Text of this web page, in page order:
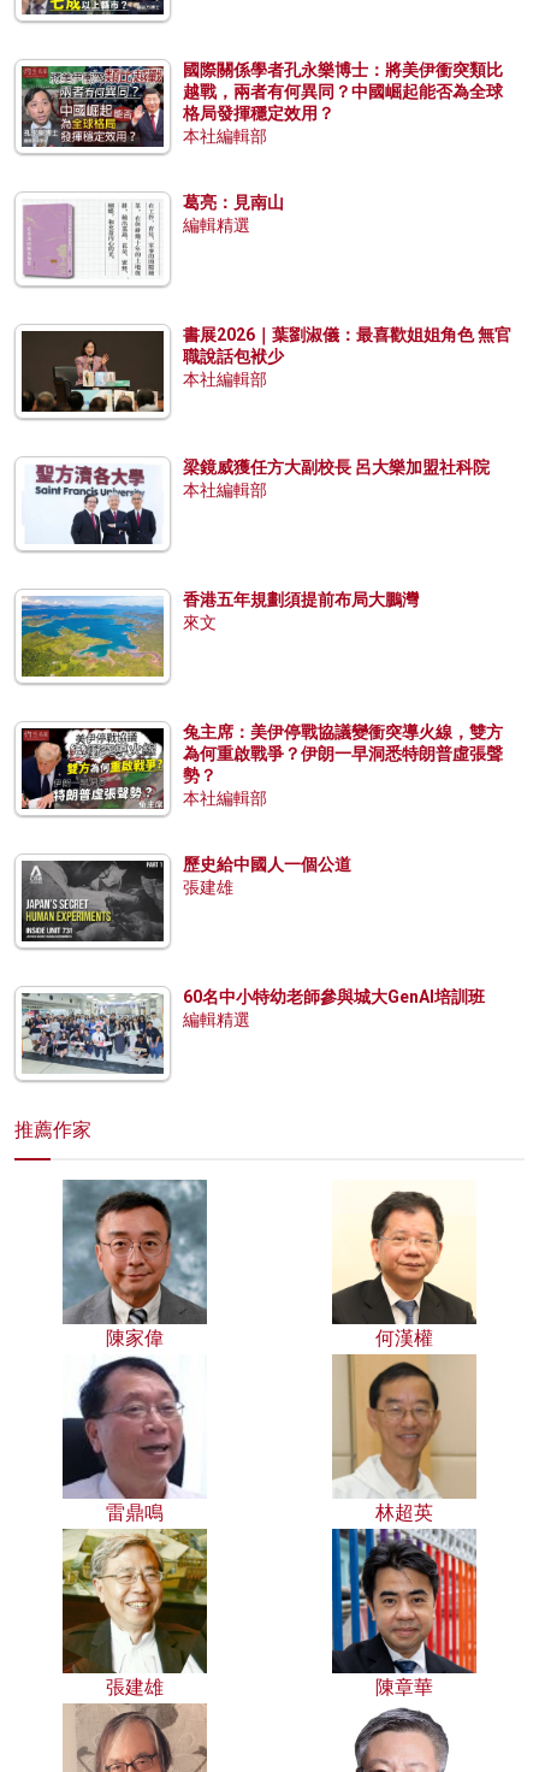
國際關係學者孔永樂博士：將美伊衝突類比
越戰，兩者有何異同？中國崛起能否為全球
格局發揮穩定效用？
本社編輯部
葛亮：見南山
編輯精選
書展2026｜葉劉淑儀：最喜歡姐姐角色 無官
職說話包袱少
本社編輯部
梁鏡威獲任方大副校長 呂大樂加盟社科院
本社編輯部
香港五年規劃須提前布局大鵬灣
來文
兔主席：美伊停戰協議變衝突導火線，雙方
為何重啟戰爭？伊朗一早洞悉特朗普虛張聲
勢？
本社編輯部
歷史給中國人一個公道
張建雄
60名中小特幼老師參與城大GenAI培訓班
編輯精選
推薦作家
陳家偉 何漢權
雷鼎鳴 林超英
張建雄 陳章華